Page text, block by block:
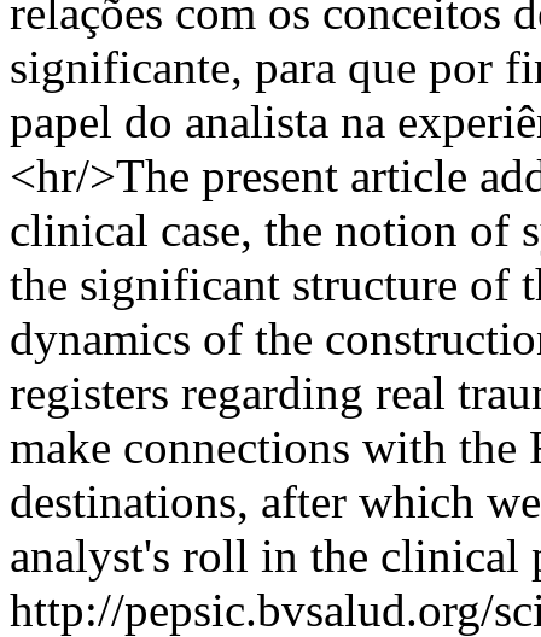
relações com os conceitos
significante, para que por
papel do analista na
<hr/>The present article
clinical case, the notion of
the significant structure of
dynamics of the
registers regarding real
make connections with the
destinations, after which
analyst's roll in the clinical
http://pepsic.bvsalud.org/